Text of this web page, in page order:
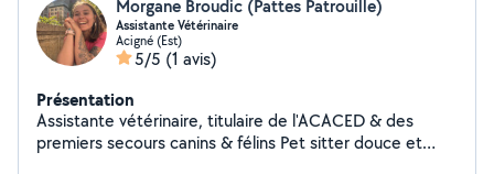
Morgane Broudic (Pattes Patrouille)
Assistante Vétérinaire
Acigné (Est)
5/5 (1 avis)
Présentation
Assistante vétérinaire, titulaire de l'ACACED & des
premiers secours canins & félins Pet sitter douce et